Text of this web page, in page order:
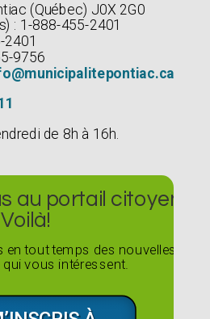
(Québec) J0X 2G0
: 1-888-455-2401
2401
9756
de 8h à 16h.
au portail citoyen
Voilà!
en tout temps des nouvelles
vous intéressent.